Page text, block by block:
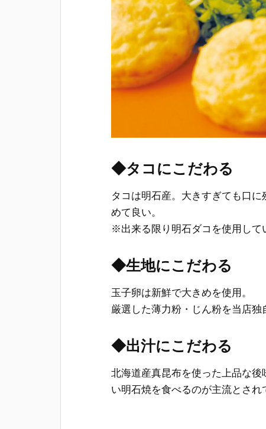
◆タコにこだわる
タコは明石産。大きすぎても口
めて良い。
※出来る限り明石ダコを使用して
◆生地にこだわる
玉子卵は新鮮で大きめを使用。
厳選した薄力粉・じん粉を当店独
◆出汁にこだわる
北海道産真昆布を使った上品な
い明石焼を食べるのが主流とさ